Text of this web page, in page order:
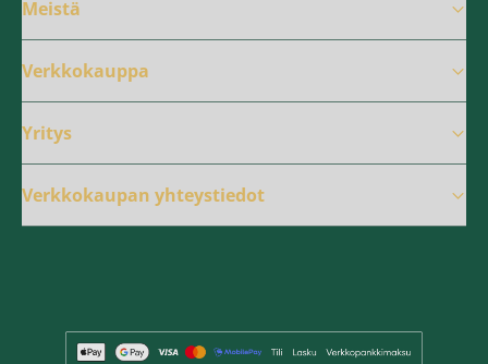
Meistä
Verkkokauppa
Yritys
Verkkokaupan yhteystiedot